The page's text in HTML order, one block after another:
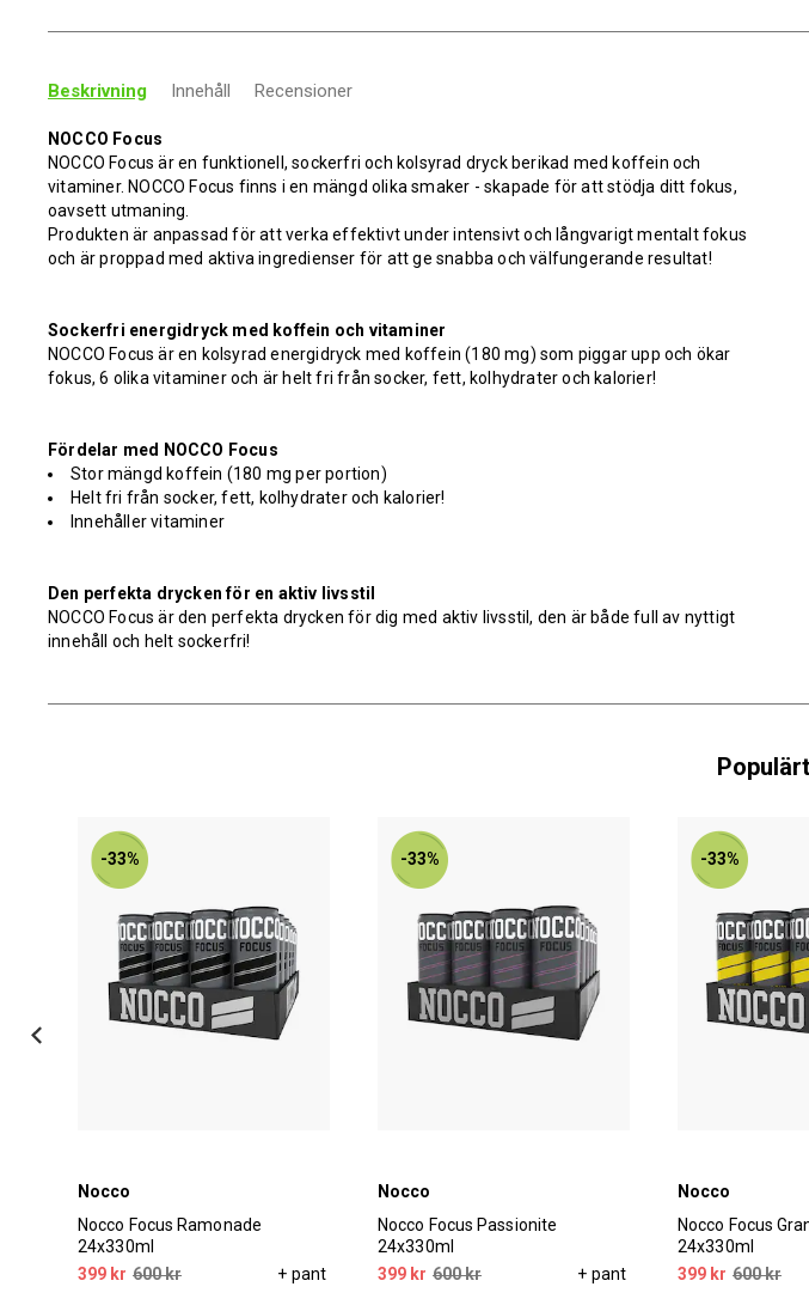
Beskrivning Innehåll Recensioner
NOCCO Focus
NOCCO Focus är en funktionell, sockerfri och kolsyrad dryck berikad med koffein och
vitaminer. NOCCO Focus finns i en mängd olika smaker - skapade för att stödja ditt fokus,
oavsett utmaning.
Produkten är anpassad för att verka effektivt under intensivt och långvarigt mentalt fokus
och är proppad med aktiva ingredienser för att ge snabba och välfungerande resultat!
Sockerfri energidryck med koffein och vitaminer
NOCCO Focus är en kolsyrad energidryck med koffein (180 mg) som piggar upp och ökar
fokus, 6 olika vitaminer och är helt fri från socker, fett, kolhydrater och kalorier!
Fördelar med NOCCO Focus
Stor mängd koffein (180 mg per portion)
Helt fri från socker, fett, kolhydrater och kalorier!
Innehåller vitaminer
Den perfekta drycken för en aktiv livsstil
NOCCO Focus är den perfekta drycken för dig med aktiv livsstil, den är både full av nyttigt
innehåll och helt sockerfri!
-33%
Nocco
Nocco Focus Ramonade
24x330ml
399 kr 600 kr + pant
-33%
Nocco
Nocco Focus Passionite
24x330ml
399 kr 600 kr + pant
-33%
Nocco
Nocco Focus
24x330ml
399 kr 600 kr